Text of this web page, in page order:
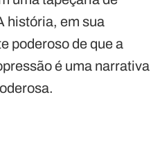
história, em sua
poderoso de que a
é uma narrativa